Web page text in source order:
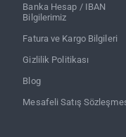
Banka Hesap / IBAN
Bilgilerimiz
Fatura ve Kargo Bilgileri
Gizlilik Politikası
Blog
Mesafeli Satış